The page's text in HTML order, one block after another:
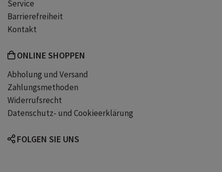
Spirituelles Wachstum
Energieblockaden lösen
Moderne Spiritualität
Nervensystemregulation
Identitätsarbeit
Service
Barrierefreiheit
Kontakt
ONLINE SHOPPEN
Abholung und Versand
Zahlungsmethoden
Widerrufsrecht
Datenschutz- und Cookieerklärung
FOLGEN SIE UNS